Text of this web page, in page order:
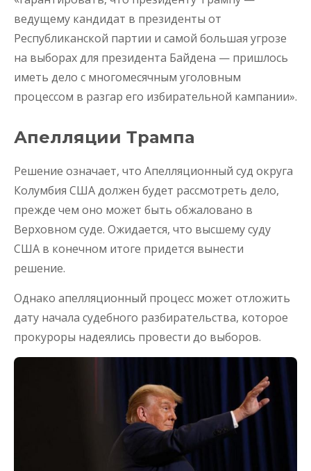
ведущему кандидат в президенты от
Республиканской партии и самой большая угрозе
на выборах для президента Байдена — пришлось
иметь дело с многомесячным уголовным
процессом в разгар его избирательной кампании».
Апелляции Трампа
Решение означает, что Апелляционный суд округа
Колумбия США должен будет рассмотреть дело,
прежде чем оно может быть обжаловано в
Верховном суде. Ожидается, что высшему суду
США в конечном итоге придется вынести
решение.
Однако апелляционный процесс может отложить
дату начала судебного разбирательства, которое
прокуроры надеялись провести до выборов.